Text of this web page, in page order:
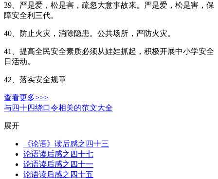
39、严是爱，松是害，疏忽大意事故来。严是爱，松是害，保
障安全利三代。
40、防止火灾，消除隐患。公共场所，严防火灾。
41、提高全民安全素质必须从娃娃抓起，积极开展中小学安全
日活动。
42、落实安全规章
查看更多>>>
与四十四绕口令相关的范文大全
展开
《论语》读后感之四十三
论语读后感之四十七
论语读后感之四十一
论语读后感之四十五